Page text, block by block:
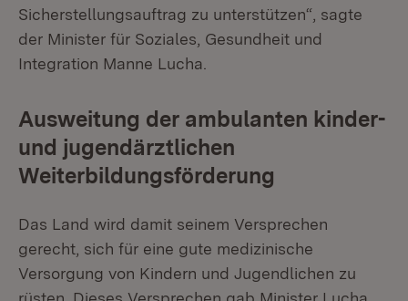
Sicherstellungsauftrag zu unterstützen“, sagte
der Minister für Soziales, Gesundheit und
Integration Manne Lucha.
Ausweitung der ambulanten kinder-
und jugendärztlichen
Weiterbildungsförderung
Das Land wird damit seinem Versprechen
gerecht, sich für eine gute medizinische
Versorgung von Kindern und Jugendlichen zu